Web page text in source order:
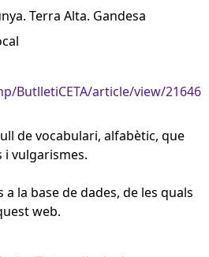
Terra Alta. Gandesa
ButlletiCETA/article/view/21646
de vocabulari, alfabètic, que
i vulgarismes.
la base de dades, de les quals
web.